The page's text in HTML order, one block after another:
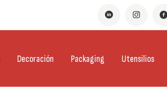
Decoración Packaging Utensilios